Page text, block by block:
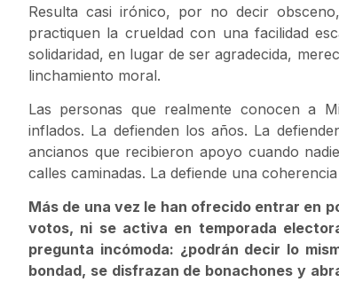
Resulta casi irónico, por no decir
practiquen la crueldad con una facilidad
solidaridad, en lugar de ser agradecida,
linchamiento moral.
Las personas que realmente conocen a
inflados. La defienden los años. La
ancianos que recibieron apoyo cuando
calles caminadas. La defiende una
Más de una vez le han ofrecido entrar en
votos, ni se activa en temporada
pregunta incómoda: ¿podrán decir lo
bondad, se disfrazan de bonachones y